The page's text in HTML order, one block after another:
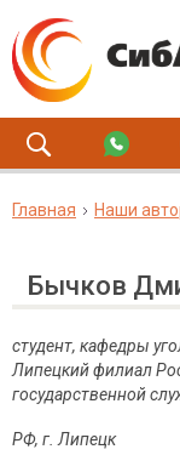
Главная Наши
Бычков
студент, кафедры
Липецкий филиал
государственной
РФ, г. Липецк